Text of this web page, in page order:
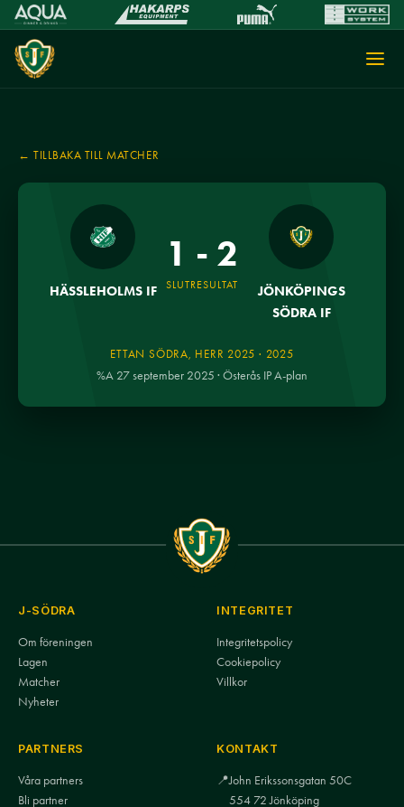
← TILLBAKA TILL MATCHER
HÄSSLEHOLMS IF
1 - 2
SLUTRESULTAT
JÖNKÖPINGS
SÖDRA IF
ETTAN SÖDRA, HERR 2025 · 2025
%A 27 september 2025 · Österås IP A-plan
J-SÖDRA
Om föreningen
Lagen
Matcher
Nyheter
INTEGRITET
Integritetspolicy
Cookiepolicy
Villkor
PARTNERS
Våra partners
Bli partner
KONTAKT
📍John Erikssonsgatan 50C
554 72 Jönköping